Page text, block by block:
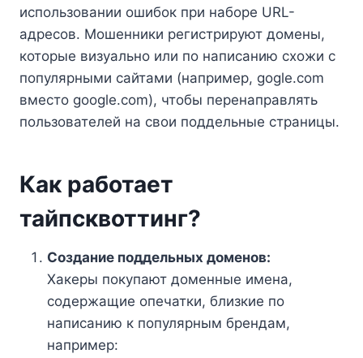
использовании ошибок при наборе URL-
адресов. Мошенники регистрируют домены,
которые визуально или по написанию схожи с
популярными сайтами (например, gogle.com
вместо google.com), чтобы перенаправлять
пользователей на свои поддельные страницы.
Как работает
тайпсквоттинг?
Создание поддельных доменов:
Хакеры покупают доменные имена,
содержащие опечатки, близкие по
написанию к популярным брендам,
например: